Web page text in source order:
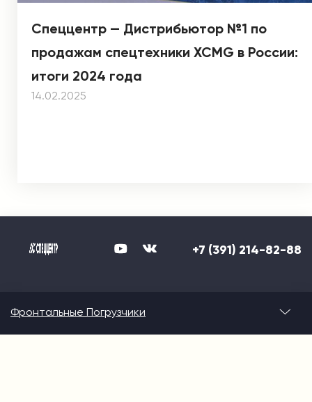
Спеццентр — Дистрибьютор №1 по
продажам спецтехники XCMG в России:
итоги 2024 года
14.02.2025
+7 (391) 214-82-88
Фронтальные Погрузчики